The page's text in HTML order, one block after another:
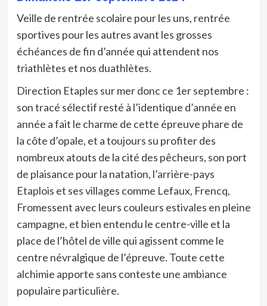
Veille de rentrée scolaire pour les uns, rentrée
sportives pour les autres avant les grosses
échéances de fin d’année qui attendent nos
triathlètes et nos duathlètes.
Direction Etaples sur mer donc ce 1er septembre :
son tracé sélectif resté à l’identique d’année en
année a fait le charme de cette épreuve phare de
la côte d’opale, et a toujours su profiter des
nombreux atouts de la cité des pêcheurs, son port
de plaisance pour la natation, l’arrière-pays
Etaplois et ses villages comme Lefaux, Frencq,
Fromessent avec leurs couleurs estivales en pleine
campagne, et bien entendu le centre-ville et la
place de l’hôtel de ville qui agissent comme le
centre névralgique de l’épreuve. Toute cette
alchimie apporte sans conteste une ambiance
populaire particulière.